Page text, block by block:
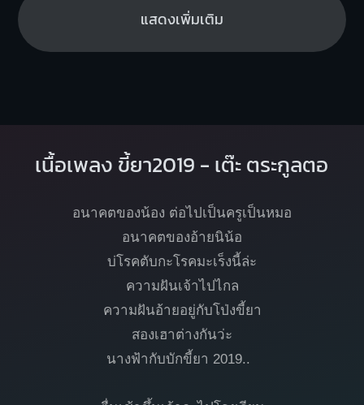
แสดงเพิ่มเติม
เนื้อเพลง ขี้ยา2019 - เต๊ะ ตระกูลตอ
อนาคตของน้อง ต่อไปเป็นครูเป็นหมอ
อนาคตของอ้ายนิน้อ
บ่โรคตับกะโรคมะเร็งนี้ล่ะ
ความฝันเจ้าไปไกล
ความฝันอ้ายอยู่กับโป่งขี้ยา
สองเฮาต่างกันว่ะ
นางฟ้ากับบักขี้ยา 2019..